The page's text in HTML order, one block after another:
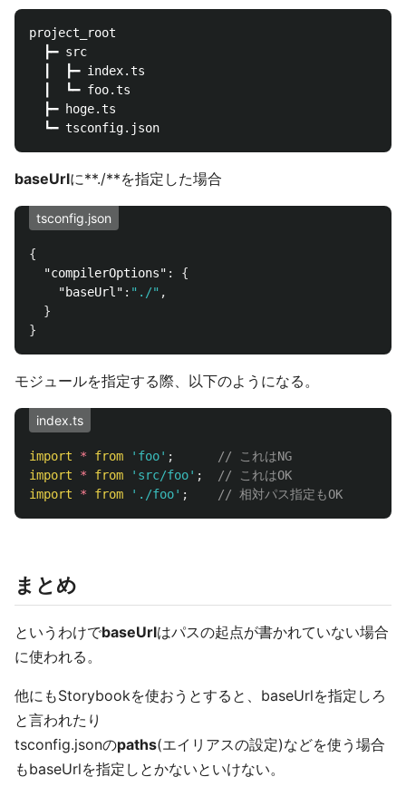
project_root
  ┣━ src
  ┃  ┣━ index.ts
  ┃  ┗━ foo.ts
  ┣━ hoge.ts
baseUrlに**./**を指定した場合
tsconfig.json
{
"compilerOptions" :
{
"baseUrl" : "./" ,
}
}
モジュールを指定する際、以下のようになる。
index.ts
import * from ' foo' ;
// これはNG
import
* from ' src/foo' ;
// これはOK
import
* from ' ./foo' ; // 相対パス指定もOK
まとめ
というわけでbaseUrlはパスの起点が書かれていない場合
に使われる。
他にもStorybookを使おうとすると、baseUrlを指定しろ
と言われたり
tsconfig.jsonのpaths(エイリアスの設定)などを使う場合
もbaseUrlを指定しとかないといけない。